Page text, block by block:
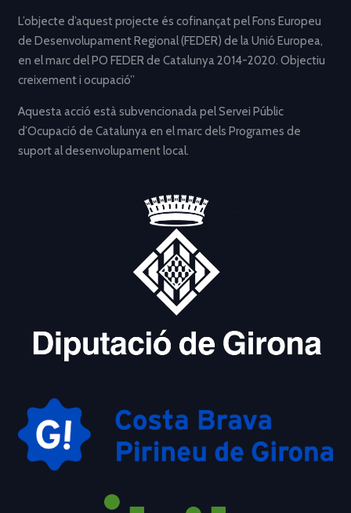
L’objecte d’aquest projecte és cofinançat pel Fons Europeu
de Desenvolupament Regional (FEDER) de la Unió Europea,
en el marc del PO FEDER de Catalunya 2014-2020. Objectiu
creixement i ocupació”
Aquesta acció està subvencionada pel Servei Públic
d’Ocupació de Catalunya en el marc dels Programes de
suport al desenvolupament local.